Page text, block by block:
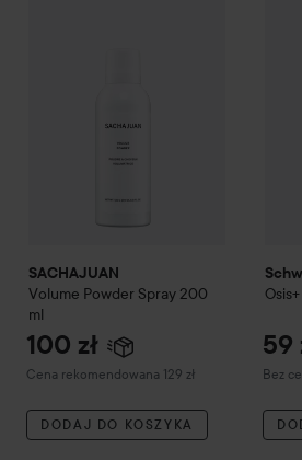
SACHAJUAN
Volume Powder Spray 200
ml
100 zł
Cena rekomendowana 129 zł
Zalecana cena 129 zł
DODAJ DO KOSZYKA
59
Bez